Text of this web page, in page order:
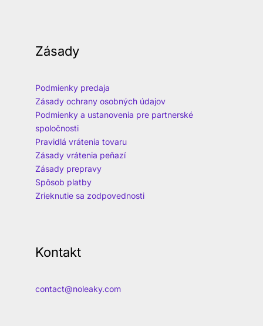
Zásady
Podmienky predaja
Zásady ochrany osobných údajov
Podmienky a ustanovenia pre partnerské
spoločnosti
Pravidlá vrátenia tovaru
Zásady vrátenia peňazí
Zásady prepravy
Spôsob platby
Zrieknutie sa zodpovednosti
Kontakt
contact@noleaky.com